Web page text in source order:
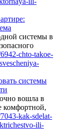
системы в
системы
вошла в
комфортной,